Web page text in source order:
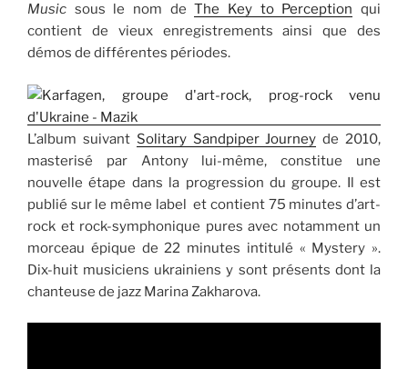
Music sous le nom deThe Key to Perception qui
contient de vieux enregistrements ainsi que des
démos de différentes périodes.
L’album suivant Solitary Sandpiper Journey de 2010,
masterisé par Antony lui-même, constitue une
nouvelle étape dans la progression du groupe. Il est
publié sur le même label et contient 75 minutes d’art-
rock et rock-symphonique pures avec notamment un
morceau épique de 22 minutes intitulé « Mystery ».
Dix-huit musiciens ukrainiens y sont présents dont la
chanteuse de jazz Marina Zakharova.